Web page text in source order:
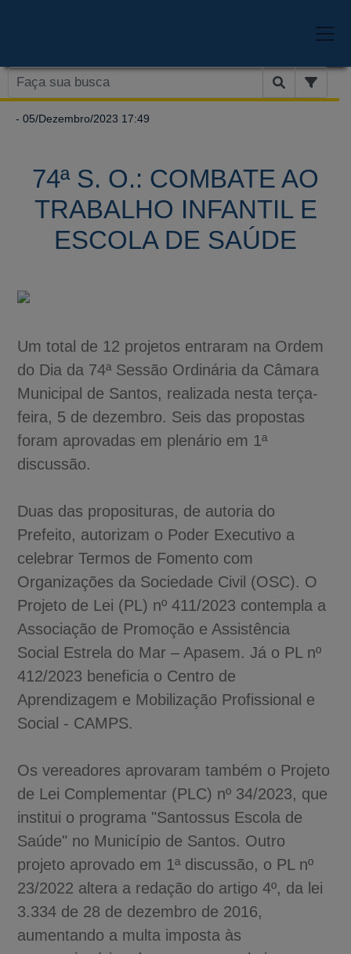
- 05/Dezembro/2023 17:49
74ª S. O.: COMBATE AO
TRABALHO INFANTIL E
ESCOLA DE SAÚDE
Um total de 12 projetos entraram na Ordem
do Dia da 74ª Sessão Ordinária da Câmara
Municipal de Santos, realizada nesta terça-
feira, 5 de dezembro. Seis das propostas
foram aprovadas em plenário em 1ª
discussão.
Duas das proposituras, de autoria do
Prefeito, autorizam o Poder Executivo a
celebrar Termos de Fomento com
Organizações da Sociedade Civil (OSC). O
Projeto de Lei (PL) nº 411/2023 contempla a
Associação de Promoção e Assistência
Social Estrela do Mar – Apasem. Já o PL nº
412/2023 beneficia o Centro de
Aprendizagem e Mobilização Profissional e
Social - CAMPS.
Os vereadores aprovaram também o Projeto
de Lei Complementar (PLC) nº 34/2023, que
institui o programa "Santossus Escola de
Saúde" no Município de Santos. Outro
projeto aprovado em 1ª discussão, o PL nº
23/2022 altera a redação do artigo 4º, da lei
3.334 de 28 de dezembro de 2016,
aumentando a multa imposta às